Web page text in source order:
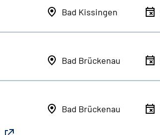
Bad Kissingen
Bad Brückenau
Bad Brückenau